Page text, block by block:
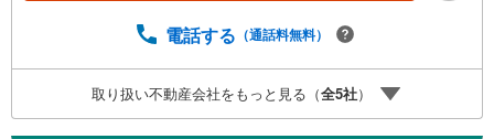
は、どれくらいないと買えないの？」●「自営業者はローン
ことばかり・・・。ご安心ください!!お力になれる事がござ
いましたら、誠心誠意 お手伝いをさせていただきます。
【ベンハウス】にお任せ下さい！
電話する （通話料無料）
取り扱い不動産会社をもっと見る（全5社）